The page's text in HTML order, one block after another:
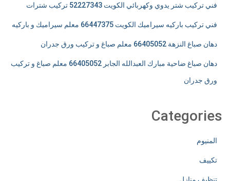
فني تركيب شتر يدوي وكهربائي الكويت 52227343 تركيب شترات
فني تركيب باركيه سيراميك الكويت 66447375 معلم سيراميك و باركيه
دهان صباغ النزهة 66405052 معلم صباغ و تركيب ورق جدران
دهان صباغ ضاحية مبارك العبدالله الجابر 66405052 معلم صباغ و تركيب
ورق جدران
Categories
المنيوم
تكييف
تنظيف منازل